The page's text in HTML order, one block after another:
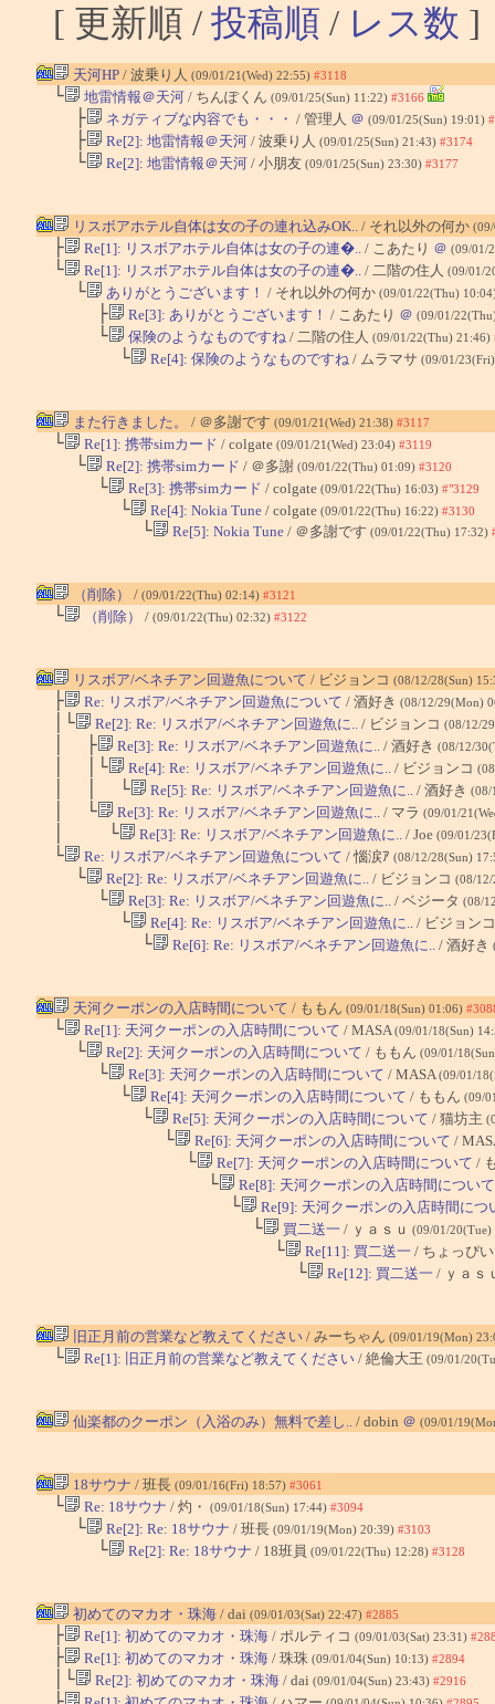
[ 更新順 / 投稿順 / レス数 ]
天河HP/ 波乗り人 (09/01/21(Wed) 22:55) #3118
└ 地雷情報＠天河/ ちんぽくん (09/01/25(Sun) 11:22) #3166
├ ネガティブな内容でも・・・ / 管理人 ＠ (09/01/25(Sun) 19:01)
├ Re[2]: 地雷情報＠天河/ 波乗り人 (09/01/25(Sun) 21:43) #3174
└ Re[2]: 地雷情報＠天河/ 小朋友 (09/01/25(Sun) 23:30) #3177
リスボアホテル自体は女の子の連れ込みOK../ それ以外の何か
├ Re[1]: リスボアホテル自体は女の子の連�../ こあたり ＠ (09/01/
└ Re[1]: リスボアホテル自体は女の子の連�../ 二階の住人 (09/01/
└ ありがとうございます！ / それ以外の何か (09/01/22(Thu)
├ Re[3]: ありがとうございます！ / こあたり ＠ (09/01/
└ 保険のようなものですね/ 二階の住人 (09/01/22(Thu) 21:46)
└ Re[4]: 保険のようなものですね/ ムラマサ (09/01/
また行きました。 / ＠多謝です (09/01/21(Wed) 21:38) #3117
└ Re[1]: 携帯simカード / colgate (09/01/21(Wed) 23:04) #3119
└ Re[2]: 携帯simカード / ＠多謝 (09/01/22(Thu) 01:09) #3120
└ Re[3]: 携帯simカード / colgate (09/01/22(Thu) 16:03) #"3129
└ Re[4]: Nokia Tune/ colgate (09/01/22(Thu) 16:22) #3130
└ Re[5]: Nokia Tune/ ＠多謝です (09/01/22(Thu) 17:32)
（削除） / (09/01/22(Thu) 02:14) #3121
└ （削除） / (09/01/22(Thu) 02:32) #3122
リスボア/ベネチアン回遊魚について / ビジョンコ (08/12/28(Sun)
├ Re: リスボア/ベネチアン回遊魚について / 酒好き (08/12/29(Mon)
│└ Re[2]: Re: リスボア/ベネチアン回遊魚に../ ビジョンコ (08/12/
│ ├ Re[3]: Re: リスボア/ベネチアン回遊魚に../ 酒好き (08/12/
│ │└ Re[4]: Re: リスボア/ベネチアン回遊魚に../ ビジョンコ
│ │ └ Re[5]: Re: リスボア/ベネチアン回遊魚に../ 酒好き (08/
│ └ Re[3]: Re: リスボア/ベネチアン回遊魚に../ マラ (09/01/
│ └ Re[3]: Re: リスボア/ベネチアン回遊魚に../ Joe (09/01/
└ Re: リスボア/ベネチアン回遊魚について / 惱涙ｱ (08/12/28(Sun)
└ Re[2]: Re: リスボア/ベネチアン回遊魚に../ ビジョンコ (08/
└ Re[3]: Re: リスボア/ベネチアン回遊魚に../ ベジータ (08/
└ Re[4]: Re: リスボア/ベネチアン回遊魚に../ ビジョン
└ Re[6]: Re: リスボア/ベネチアン回遊魚に../ 酒好き
天河クーポンの入店時間について / ももん (09/01/18(Sun) 01:06)
└ Re[1]: 天河クーポンの入店時間について / MASA(09/01/18(Sun)
└ Re[2]: 天河クーポンの入店時間について / ももん (09/01/
└ Re[3]: 天河クーポンの入店時間について / MASA(09/01/
└ Re[4]: 天河クーポンの入店時間について / ももん (09/
└ Re[5]: 天河クーポンの入店時間について / 猫坊主
└ Re[6]: 天河クーポンの入店時間について /
└ Re[7]: 天河クーポンの入店時間について /
└ Re[8]: 天河クーポンの入店時間について
└ Re[9]: 天河クーポンの入店時間につ
└ 買二送一 / ｙａｓｕ (09/01/
└ Re[11]: 買二送一 / ちょっぴ
└ Re[12]: 買二送一 / ｙａｓ
旧正月前の営業など教えてください/ みーちゃん (09/01/19(Mon)
└ Re[1]: 旧正月前の営業など教えてください/ 絶倫大王 (09/01/
仙楽都のクーポン（入浴のみ）無料で差し../ dobin ＠ (09/01/
18サウナ / 班長 (09/01/16(Fri) 18:57) #3061
└ Re: 18サウナ / 灼・ (09/01/18(Sun) 17:44) #3094
└ Re[2]: Re: 18サウナ / 班長 (09/01/19(Mon) 20:39) #3103
└ Re[2]: Re: 18サウナ / 18班員 (09/01/22(Thu) 12:28) #3128
初めてのマカオ・珠海/ dai (09/01/03(Sat) 22:47) #2885
├ Re[1]: 初めてのマカオ・珠海/ ポルティコ (09/01/03(Sat) 23:31)
├ Re[1]: 初めてのマカオ・珠海/ 珠珠 (09/01/04(Sun) 10:13) #2894
│└ Re[2]: 初めてのマカオ・珠海/ dai (09/01/04(Sun) 23:43) #2916